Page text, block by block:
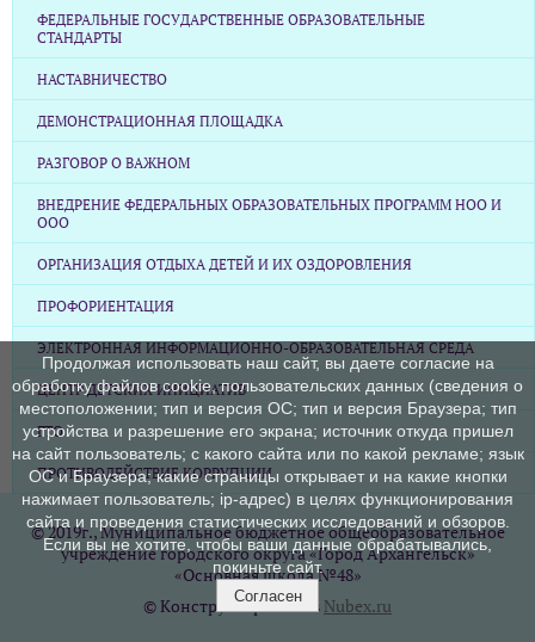
ФЕДЕРАЛЬНЫЕ ГОСУДАРСТВЕННЫЕ ОБРАЗОВАТЕЛЬНЫЕ
СТАНДАРТЫ
НАСТАВНИЧЕСТВО
ДЕМОНСТРАЦИОННАЯ ПЛОЩАДКА
РАЗГОВОР О ВАЖНОМ
ВНЕДРЕНИЕ ФЕДЕРАЛЬНЫХ ОБРАЗОВАТЕЛЬНЫХ ПРОГРАММ НОО И
ООО
ОРГАНИЗАЦИЯ ОТДЫХА ДЕТЕЙ И ИХ ОЗДОРОВЛЕНИЯ
ПРОФОРИЕНТАЦИЯ
ЭЛЕКТРОННАЯ ИНФОРМАЦИОННО-ОБРАЗОВАТЕЛЬНАЯ СРЕДА
ЦЕНТР ДЕТСКИХ ИНИЦИАТИВ
ГТО
ПРОТИВОДЕЙСТВИЕ КОРРУПЦИИ
© 2019г., Муниципальное бюджетное общеобразовательное
учреждение городского округа «Город Архангельск»
«Основная школа №48»
© Конструктор сайтов Nubex.ru
Продолжая использовать наш сайт, вы даете согласие на
обработку файлов cookie, пользовательских данных (сведения о
местоположении; тип и версия ОС; тип и версия Браузера; тип
устройства и разрешение его экрана; источник откуда пришел
на сайт пользователь; с какого сайта или по какой рекламе; язык
ОС и Браузера; какие страницы открывает и на какие кнопки
нажимает пользователь; ip-адрес) в целях функционирования
сайта и проведения статистических исследований и обзоров.
Если вы не хотите, чтобы ваши данные обрабатывались,
покиньте сайт.
Согласен